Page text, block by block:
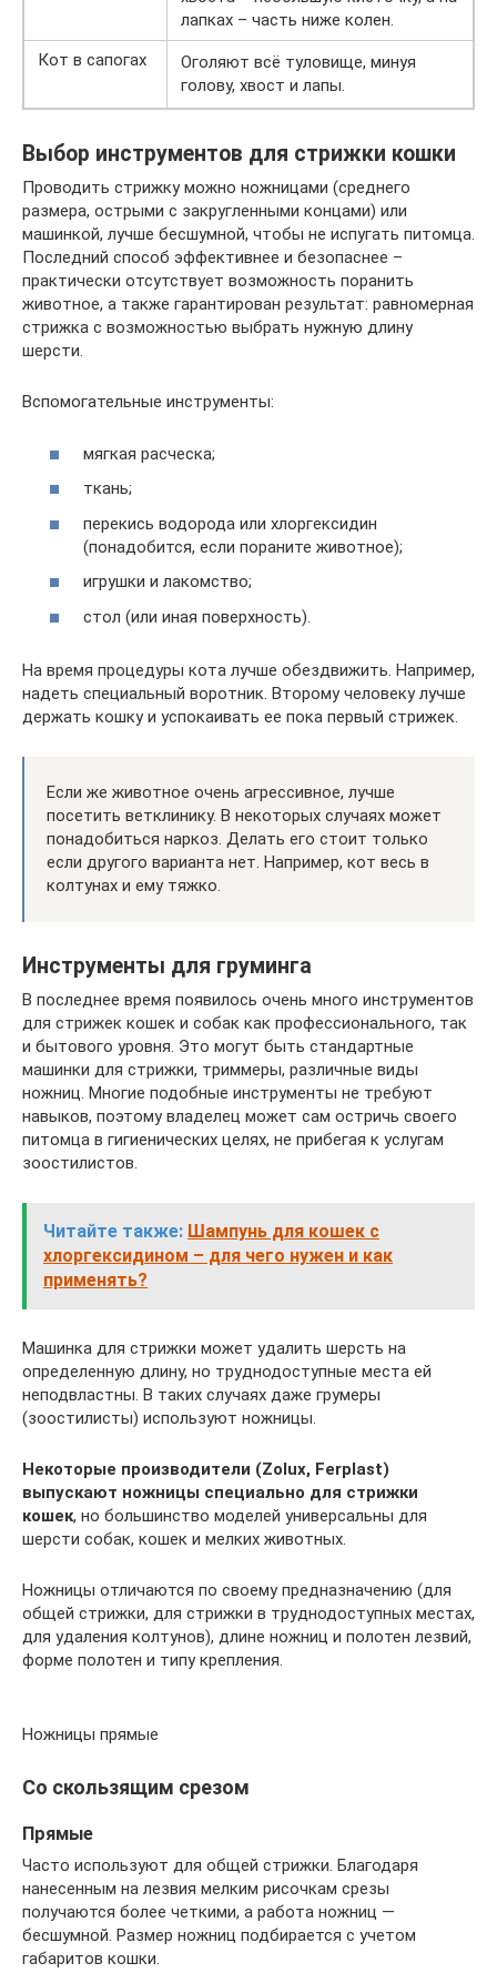
лапках – часть ниже колен.
Кот в сапогах
Оголяют всё туловище, минуя
голову, хвост и лапы.
Выбор инструментов для стрижки кошки
Проводить стрижку можно ножницами (среднего
размера, острыми с закругленными концами) или
машинкой, лучше бесшумной, чтобы не испугать питомца.
Последний способ эффективнее и безопаснее –
практически отсутствует возможность поранить
животное, а также гарантирован результат: равномерная
стрижка с возможностью выбрать нужную длину
шерсти.
Вспомогательные инструменты:
мягкая расческа;
ткань;
перекись водорода или хлоргексидин
(понадобится, если пораните животное);
игрушки и лакомство;
стол (или иная поверхность).
На время процедуры кота лучше обездвижить. Например,
надеть специальный воротник. Второму человеку лучше
держать кошку и успокаивать ее пока первый стрижек.
Если же животное очень агрессивное, лучше
посетить ветклинику. В некоторых случаях может
понадобиться наркоз. Делать его стоит только
если другого варианта нет. Например, кот весь в
колтунах и ему тяжко.
Инструменты для груминга
В последнее время появилось очень много инструментов
для стрижек кошек и собак как профессионального, так
и бытового уровня. Это могут быть стандартные
машинки для стрижки, триммеры, различные виды
ножниц. Многие подобные инструменты не требуют
навыков, поэтому владелец может сам остричь своего
питомца в гигиенических целях, не прибегая к услугам
зоостилистов.
Читайте также: Шампунь для кошек с
хлоргексидином – для чего нужен и как
применять?
Машинка для стрижки может удалить шерсть на
определенную длину, но труднодоступные места ей
неподвластны. В таких случаях даже грумеры
(зоостилисты) используют ножницы.
Некоторые производители (Zolux, Ferplast)
выпускают ножницы специально для стрижки
кошек, но большинство моделей универсальны для
шерсти собак, кошек и мелких животных.
Ножницы отличаются по своему предназначению (для
общей стрижки, для стрижки в труднодоступных местах,
для удаления колтунов), длине ножниц и полотен лезвий,
форме полотен и типу крепления.
Ножницы прямые
Со скользящим срезом
Прямые
Часто используют для общей стрижки. Благодаря
нанесенным на лезвия мелким рисочкам срезы
получаются более четкими, а работа ножниц —
бесшумной. Размер ножниц подбирается с учетом
габаритов кошки.